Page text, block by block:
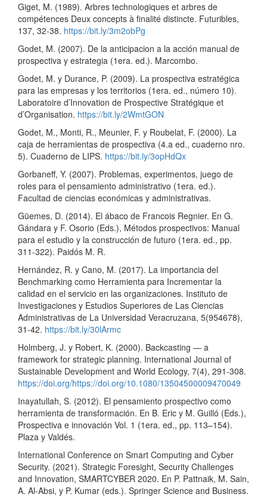
Giget, M. (1989). Arbres technologiques et arbres de
compétences Deux concepts à finalité distincte. Futuribles,
137, 32-38. https://bit.ly/3m2obPg
Godet, M. (2007). De la anticipacion a la acción manual de
prospectiva y estrategia (1era. ed.). Marcombo.
Godet, M. y Durance, P. (2009). La prospectiva estratégica
para las empresas y los territorios (1era. ed., número 10).
Laboratoire d’Innovation de Prospective Stratégique et
d’Organisation. https://bit.ly/2WmtGON
Godet, M., Monti, R., Meunier, F. y Roubelat, F. (2000). La
caja de herramientas de prospectiva (4.a ed., cuaderno nro.
5). Cuaderno de LIPS. https://bit.ly/3opHdQx
Gorbaneff, Y. (2007). Problemas, experimentos, juego de
roles para el pensamiento administrativo (1era. ed.).
Facultad de ciencias económicas y administrativas.
Güemes, D. (2014). El ábaco de Francois Regnier. En G.
Gándara y F. Osorio (Eds.), Métodos prospectivos: Manual
para el estudio y la construcción de futuro (1era. ed., pp.
311-322). Paidós M. R.
Hernández, R. y Cano, M. (2017). La importancia del
Benchmarking como Herramienta para Incrementar la
calidad en el servicio en las organizaciones. Instituto de
Investigaciones y Estudios Superiores de Las Ciencias
Administrativas de La Universidad Veracruzana, 5(954678),
31-42. https://bit.ly/30lArmc
Holmberg, J. y Robert, K. (2000). Backcasting — a
framework for strategic planning. International Journal of
Sustainable Development and World Ecology, 7(4), 291-308.
https://doi.org/https://doi.org/10.1080/13504500009470049
Inayatullah, S. (2012). El pensamiento prospectivo como
herramienta de transformación. En B. Eric y M. Guilló (Eds.),
Prospectiva e innovación Vol. 1 (1era. ed., pp. 113–154).
Plaza y Valdés.
International Conference on Smart Computing and Cyber
Security. (2021). Strategic Foresight, Security Challenges
and Innovation, SMARTCYBER 2020. En P. Pattnaik, M. Sain,
A. Al-Absi, y P. Kumar (eds.). Springer Science and Business.